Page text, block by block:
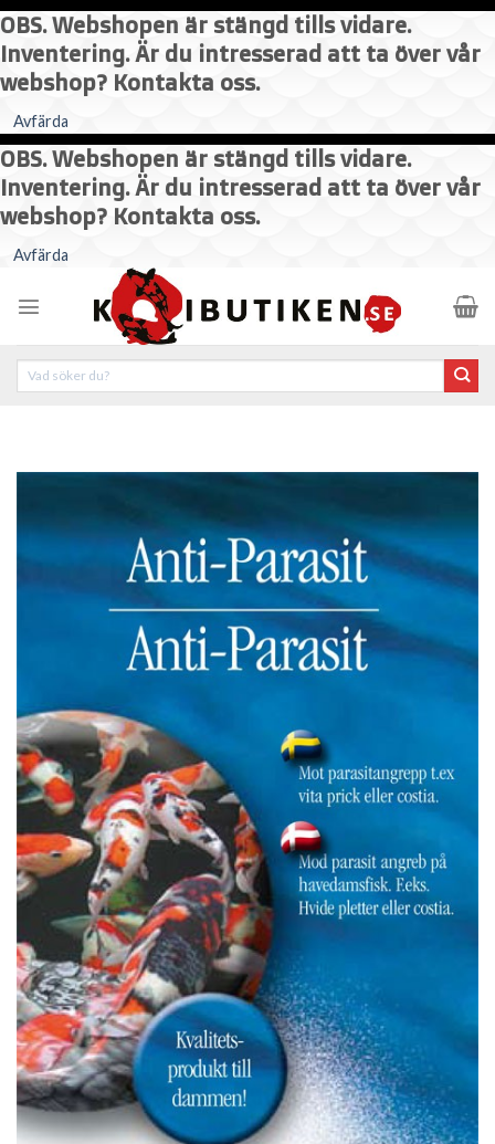
OBS. Webshopen är stängd tills vidare.
Inventering. Är du intresserad att ta över vår
webshop? Kontakta oss.
Avfärda
OBS. Webshopen är stängd tills vidare.
Inventering. Är du intresserad att ta över vår
webshop? Kontakta oss.
Avfärda
content